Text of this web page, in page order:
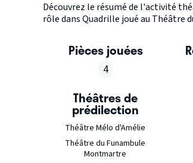
Découvrez le résumé de l'activité
rôle dans Quadrille joué au Théâtre
Pièces jouées
4
Théâtres de
prédilection
Théâtre Mélo d'Amélie
Théâtre du Funambule
Montmartre